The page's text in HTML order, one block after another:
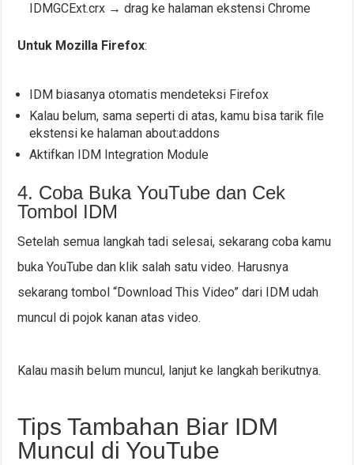
IDMGCExt.crx → drag ke halaman ekstensi Chrome
Untuk Mozilla Firefox:
IDM biasanya otomatis mendeteksi Firefox
Kalau belum, sama seperti di atas, kamu bisa tarik file
ekstensi ke halaman about:addons
Aktifkan IDM Integration Module
4. Coba Buka YouTube dan Cek
Tombol IDM
Setelah semua langkah tadi selesai, sekarang coba kamu
buka YouTube dan klik salah satu video. Harusnya
sekarang tombol “Download This Video” dari IDM udah
muncul di pojok kanan atas video.
Kalau masih belum muncul, lanjut ke langkah berikutnya.
Tips Tambahan Biar IDM
Muncul di YouTube